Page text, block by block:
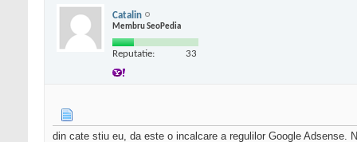
Catalin
Membru SeoPedia
Reputatie: 33
din cate stiu eu, da este o incalcare a regulilor Google Adsense.